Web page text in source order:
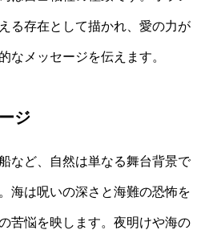
る存在として描かれ、愛の力が
なメッセージを伝えます。
ジ
など、自然は単なる舞台背景で
海は呪いの深さと海難の恐怖を
苦悩を映します。夜明けや海の